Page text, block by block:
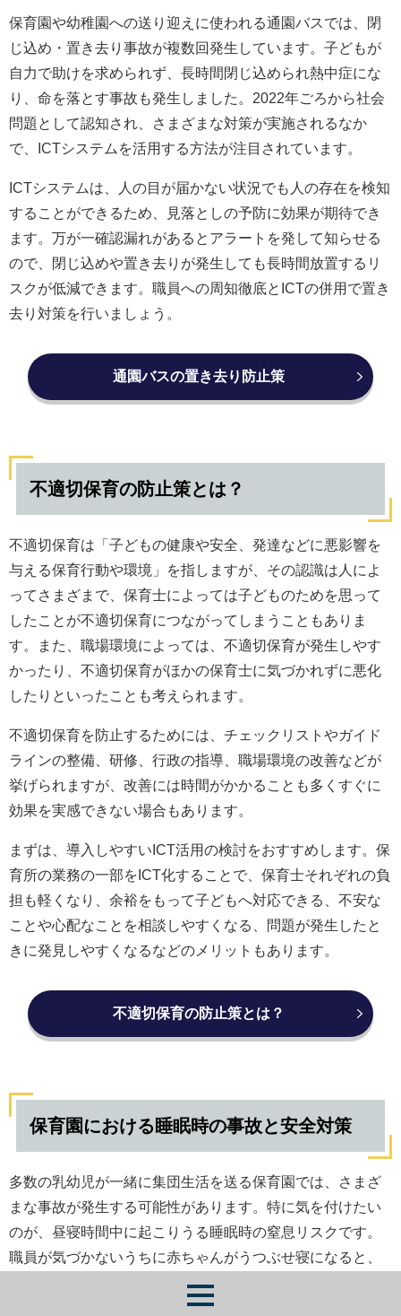
保育園や幼稚園への送り迎えに使われる通園バスでは、閉
じ込め・置き去り事故が複数回発生しています。子どもが
自力で助けを求められず、長時間閉じ込められ熱中症にな
り、命を落とす事故も発生しました。2022年ごろから社会
問題として認知され、さまざまな対策が実施されるなか
で、ICTシステムを活用する方法が注目されています。
ICTシステムは、人の目が届かない状況でも人の存在を検知
することができるため、見落としの予防に効果が期待でき
ます。万が一確認漏れがあるとアラートを発して知らせる
ので、閉じ込めや置き去りが発生しても長時間放置するリ
スクが低減できます。職員への周知徹底とICTの併用で置き
去り対策を行いましょう。
通園バスの置き去り防止策
不適切保育の防止策とは？
不適切保育は「子どもの健康や安全、発達などに悪影響を
与える保育行動や環境」を指しますが、その認識は人によ
ってさまざまで、保育士によっては子どものためを思って
したことが不適切保育につながってしまうこともありま
す。また、職場環境によっては、不適切保育が発生しやす
かったり、不適切保育がほかの保育士に気づかれずに悪化
したりといったことも考えられます。
不適切保育を防止するためには、チェックリストやガイド
ラインの整備、研修、行政の指導、職場環境の改善などが
挙げられますが、改善には時間がかかることも多くすぐに
効果を実感できない場合もあります。
まずは、導入しやすいICT活用の検討をおすすめします。保
育所の業務の一部をICT化することで、保育士それぞれの負
担も軽くなり、余裕をもって子どもへ対応できる、不安な
ことや心配なことを相談しやすくなる、問題が発生したと
きに発見しやすくなるなどのメリットもあります。
不適切保育の防止策とは？
保育園における睡眠時の事故と安全対策
多数の乳幼児が一緒に集団生活を送る保育園では、さまざ
まな事故が発生する可能性があります。特に気を付けたい
のが、昼寝時間中に起こりうる睡眠時の窒息リスクです。
職員が気づかないうちに赤ちゃんがうつぶせ寝になると、
窒息して死亡事故につながってしまう場合もあります。睡
眠時の事故を防ぐためには、乳幼児の寝ている姿勢や顔色